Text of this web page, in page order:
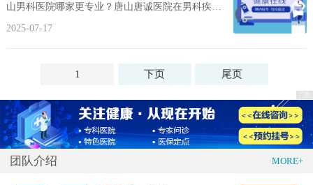
山男科医院哪家更专业？唐山唐诚医院在男科疾病
2025-07-17
1 下页 尾页
团队介绍 MORE+